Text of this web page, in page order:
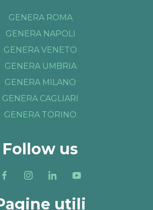
GENERA ROMA
GENERA NAPOLI
GENERA VENETO
GENERA UMBRIA
GENERA MILANO
GENERA CAGLIARI
GENERA TORINO
Follow us
utili